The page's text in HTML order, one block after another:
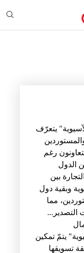
يتعرّف
رغم
الدول
بين
وبقية دول
مما
التصدير...
يتمّ تمكين
تسويقها